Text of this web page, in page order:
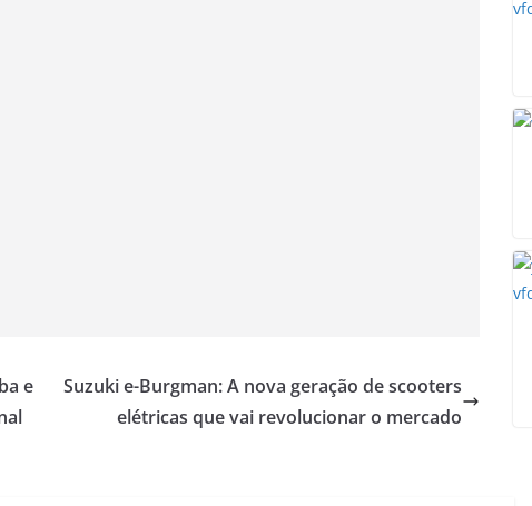
e
Suzuki e-Burgman: A nova geração de scooters
elétricas que vai revolucionar o mercado